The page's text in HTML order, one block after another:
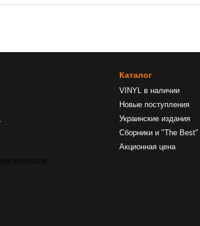
Каталог
VINYL в наличии
Новые поступления
Украинские издания
Сборники и "The Best"
Акционная цена